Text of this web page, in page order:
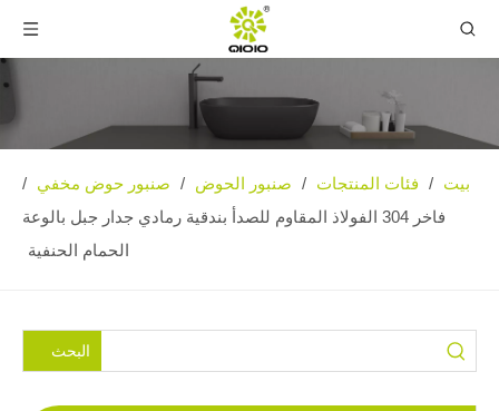
بيت / فئات المنتجات / صنبور الحوض / صنبور حوض مخفي /
فاخر 304 الفولاذ المقاوم للصدأ بندقية رمادي جدار جبل بالوعة
الحمام الحنفية
البحث